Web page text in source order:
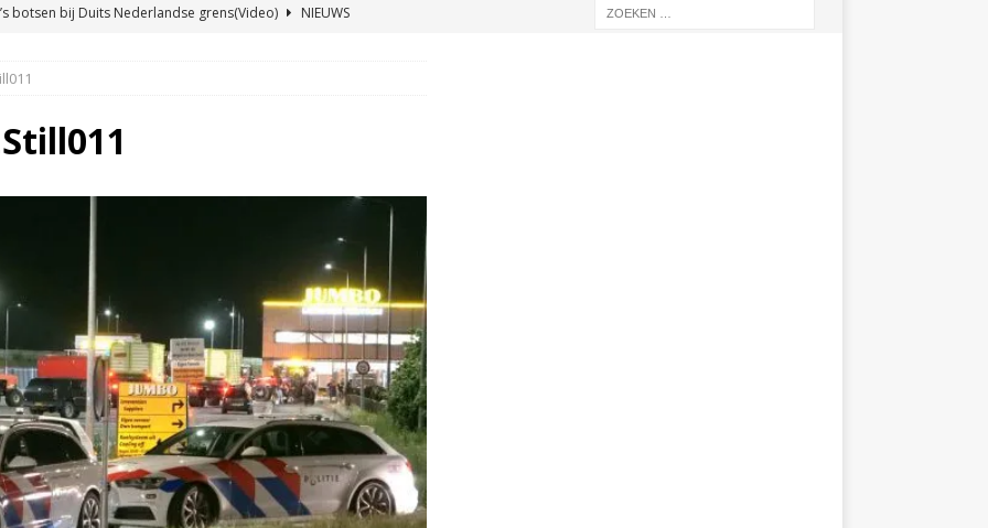
botsen bij Duits Nederlandse grens(Video)
NIEUWS
en wagen met stro in de brand in Oosterhesselen(Video)
aangevaren op Schildmeer Steendam(Video) NIEUWS